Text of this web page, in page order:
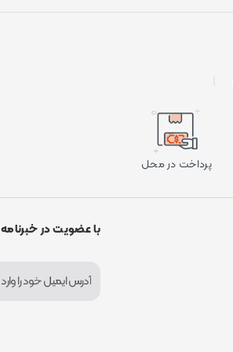
پرداخت در محل
با عضویت در خبرنامه Hstock از اخرین تخفیفات ما با خبر شوید